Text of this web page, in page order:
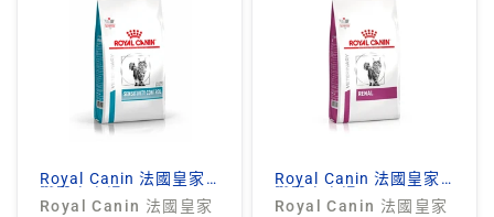
Royal Canin 法國皇家
Royal Canin 法國皇家
Royal Canin 法國皇家
Royal Canin 法國皇家